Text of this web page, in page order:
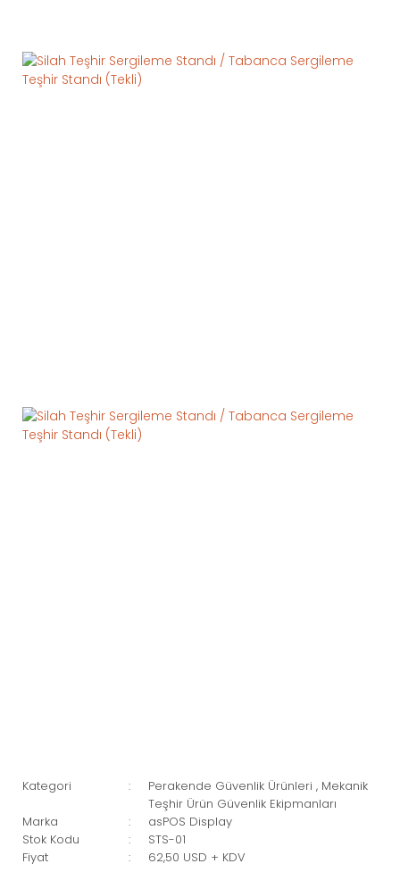
Kategori Perakende Güvenlik Ürünleri , Mekanik
Teşhir Ürün Güvenlik Ekipmanları
Marka
asPOS Display
Stok Kodu
STS-01
Fiyat
62,50 USD + KDV